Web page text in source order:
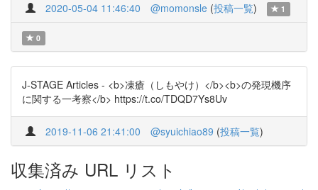
2020-05-04 11:46:40 @momonsle (投稿一覧) 1
0
J-STAGE Articles - <b>凍瘡（しもやけ）</b><b>の発現機序
に関する一考察</b> https://t.co/TDQD7Ys8Uv
2019-11-06 21:41:00 @syuichiao89 (投稿一覧)
収集済み URL リスト